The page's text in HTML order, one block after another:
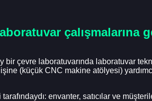
çalışmalarına
çevre laboratuvarında laboratuvar
(küçük CNC makine atölyesi)
envanter, satıcılar ve